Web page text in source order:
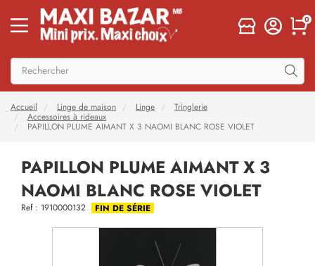
0
Accueil Linge de maison Linge
Tringlerie
Accessoires à rideaux
PAPILLON PLUME AIMANT X 3 NAOMI BLANC ROSE VIOLET
PAPILLON PLUME AIMANT X 3
NAOMI BLANC ROSE VIOLET
Ref : 1910000132 FIN DE SÉRIE